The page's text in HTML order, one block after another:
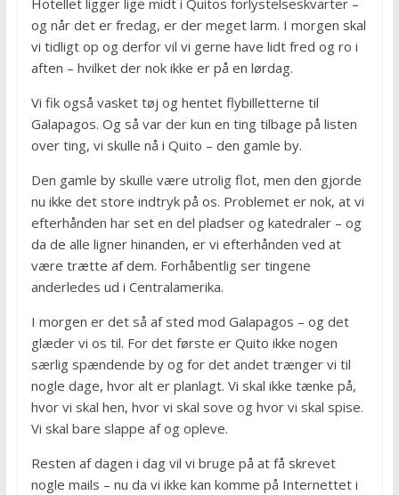
Hotellet ligger lige midt i Quitos forlystelseskvarter –
og når det er fredag, er der meget larm. I morgen skal
vi tidligt op og derfor vil vi gerne have lidt fred og ro i
aften – hvilket der nok ikke er på en lørdag.
Vi fik også vasket tøj og hentet flybilletterne til
Galapagos. Og så var der kun en ting tilbage på listen
over ting, vi skulle nå i Quito – den gamle by.
Den gamle by skulle være utrolig flot, men den gjorde
nu ikke det store indtryk på os. Problemet er nok, at vi
efterhånden har set en del pladser og katedraler – og
da de alle ligner hinanden, er vi efterhånden ved at
være trætte af dem. Forhåbentlig ser tingene
anderledes ud i Centralamerika.
I morgen er det så af sted mod Galapagos – og det
glæder vi os til. For det første er Quito ikke nogen
særlig spændende by og for det andet trænger vi til
nogle dage, hvor alt er planlagt. Vi skal ikke tænke på,
hvor vi skal hen, hvor vi skal sove og hvor vi skal spise.
Vi skal bare slappe af og opleve.
Resten af dagen i dag vil vi bruge på at få skrevet
nogle mails – nu da vi ikke kan komme på Internettet i